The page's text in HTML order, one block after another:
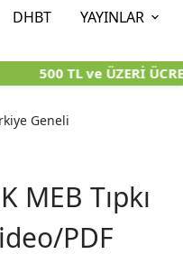
KİTAPLARI
DHBT YAYINLAR
500 TL ve ÜZERİ
Geneli
MEB Tıpkı
PDF